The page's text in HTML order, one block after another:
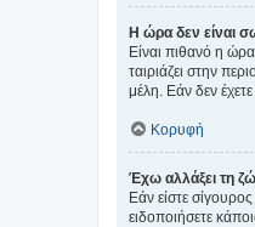
Η ώρα δεν είναι
Είναι πιθανό η
ταιριάζει στην
μέλη. Εάν δεν έχετε
Κορυφή
Έχω αλλάξει τη
Εάν είστε
ειδοποιήσετε